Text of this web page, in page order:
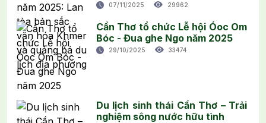
07/11/2025 29962
Cần Thơ tổ chức Lễ hội Óoc Om
Bóc - Đua ghe Ngo năm 2025
29/10/2025 33474
Du lịch sinh thái Cần Thơ – Trải
nghiệm sông nước hữu tình